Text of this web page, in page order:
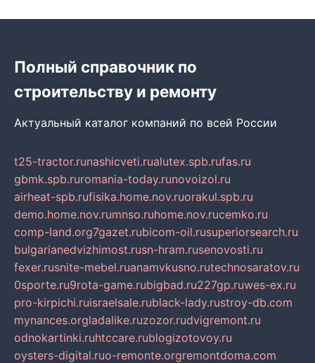
Полный справочник по
строительству и ремонту
Актуальный каталог компаний по всей России
t25-tractor.runashicveti.rualutex.spb.rufas.ru
gbmk.spb.ruromania-today.runovoizol.ru
airheat-spb.rufisika.home.nov.ruorakul.spb.ru
demo.home.nov.rumnso.ruhome.nov.rucemko.ru
comp-land.org7gazet.rubicom-oil.rusuperiorsearch.ru
bulgarianedvizhimost.rusn-hram.rusenovosti.ru
fexer.rusnite-mebel.ruanamvkusno.rutechnosaratov.ru
0sporte.ru9rota-game.rubigbad.ru227gp.ruwes-ex.ru
pro-kirpichi.ruisraelsale.rublack-lady.rustroy-db.com
mynances.orgladalike.ruzozor.rudvigremont.ru
odnokartinki.ruhtccare.rublogizotovoy.ru
oysters-digital.ruo-remonte.orgremontdoma.com